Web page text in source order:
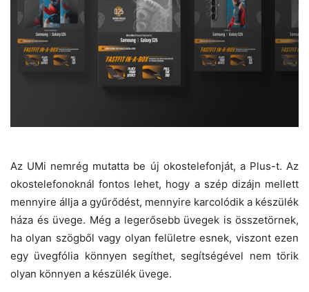
Az UMi nemrég mutatta be új okostelefonját, a Plus-t. Az
okostelefonoknál fontos lehet, hogy a szép dizájn mellett
mennyire állja a gyűrődést, mennyire karcolódik a készülék
háza és üvege. Még a legerősebb üvegek is összetörnek,
ha olyan szögből vagy olyan felületre esnek, viszont ezen
egy üvegfólia könnyen segíthet, segítségével nem törik
olyan könnyen a készülék üvege.